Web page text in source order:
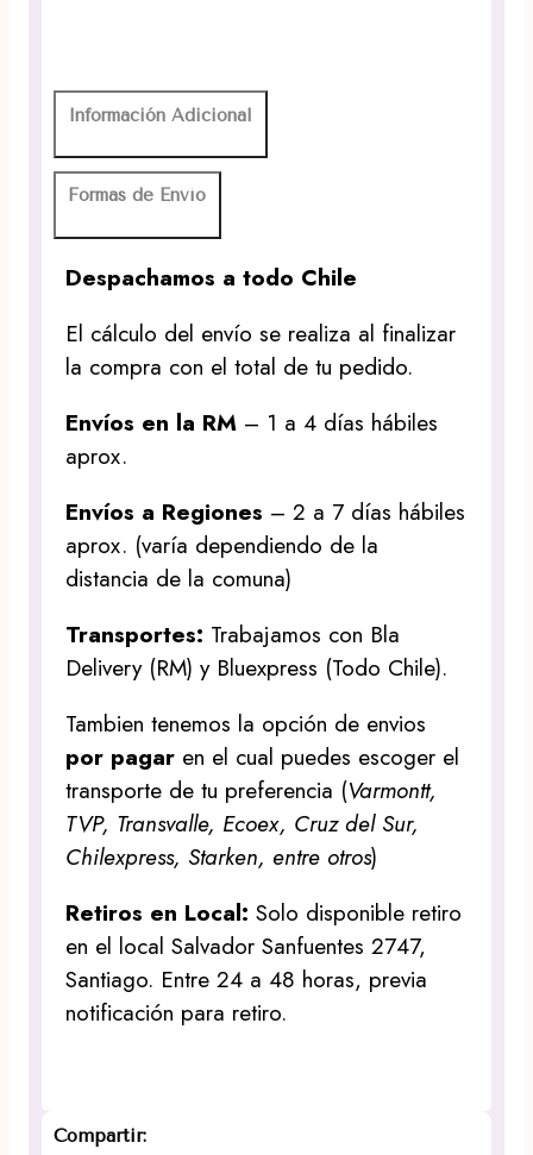
Información Adicional
Formas de Envío
Despachamos a todo Chile
El cálculo del envío se realiza al finalizar
la compra con el total de tu pedido.
Envíos en la RM – 1 a 4 días hábiles
aprox.
Envíos a Regiones – 2 a 7 días hábiles
aprox. (varía dependiendo de la
distancia de la comuna)
Transportes: Trabajamos con Bla
Delivery (RM) y Bluexpress (Todo Chile).
Tambien tenemos la opción de envios
por pagar en el cual puedes escoger el
transporte de tu preferencia (Varmontt,
TVP, Transvalle, Ecoex, Cruz del Sur,
Chilexpress, Starken, entre otros)
Retiros en Local:Solo disponible retiro
en el local Salvador Sanfuentes 2747,
Santiago. Entre 24 a 48 horas, previa
notificación para retiro.
Compartir: